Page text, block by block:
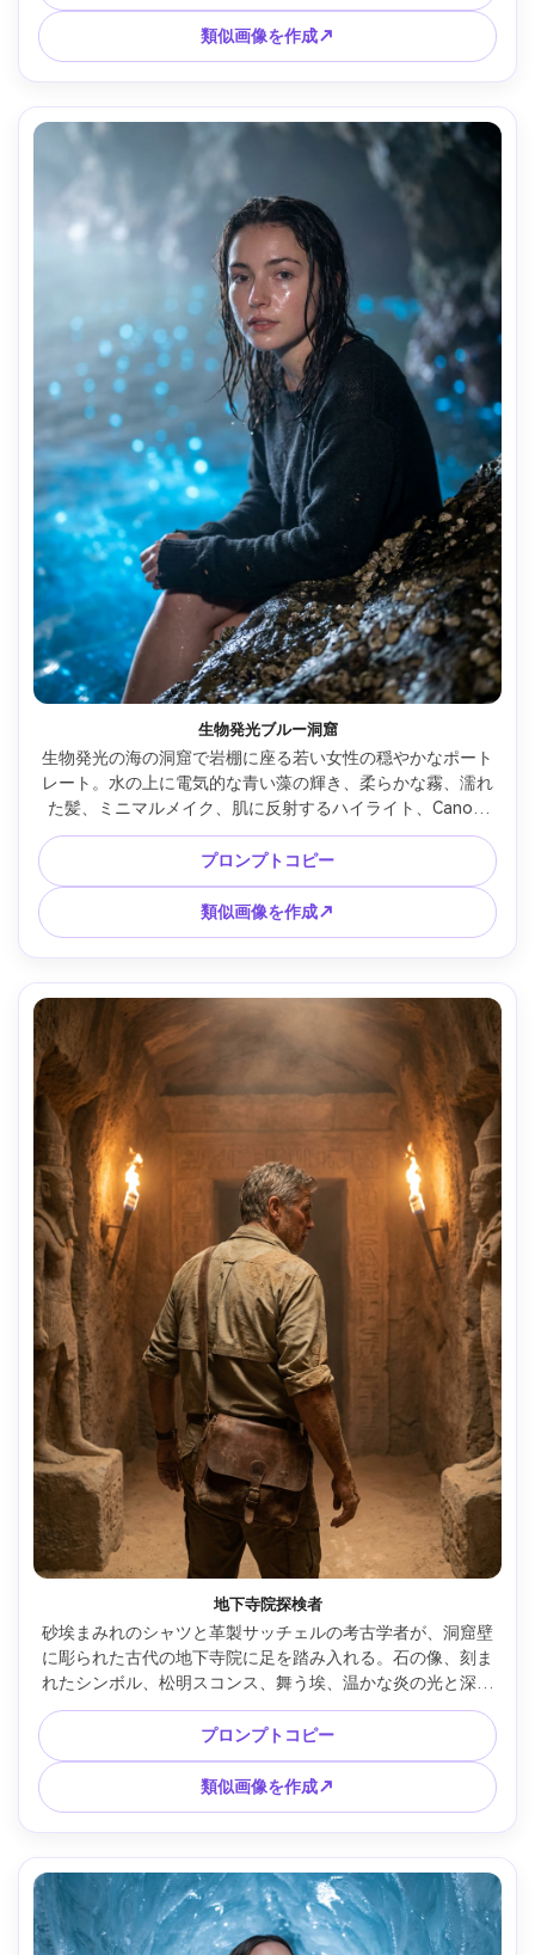
--ar 4:5
類似画像を作成↗
生物発光ブルー洞窟
生物発光の海の洞窟で岩棚に座る若い女性の穏やかなポート
レート。水の上に電気的な青い藻の輝き、柔らかな霧、濡れ
た髪、ミニマルメイク、肌に反射するハイライト、Canon
R5、50mm f/1.2、クローズアップフレーミング、ソフトボ
ケ、超リアルな質感、夢のような映画色調 --ar 4:5
プロンプトコピー
類似画像を作成↗
地下寺院探検者
砂埃まみれのシャツと革製サッチェルの考古学者が、洞窟壁
に彫られた古代の地下寺院に足を踏み入れる。石の像、刻ま
れたシンボル、松明スコンス、舞う埃、温かな炎の光と深い
影、Fujifilm GFX100S、45mm、エディトリアルドキュメンタ
リー風、写真リアル、高ディテール、劇的な構図 --ar 4:5
プロンプトコピー
類似画像を作成↗